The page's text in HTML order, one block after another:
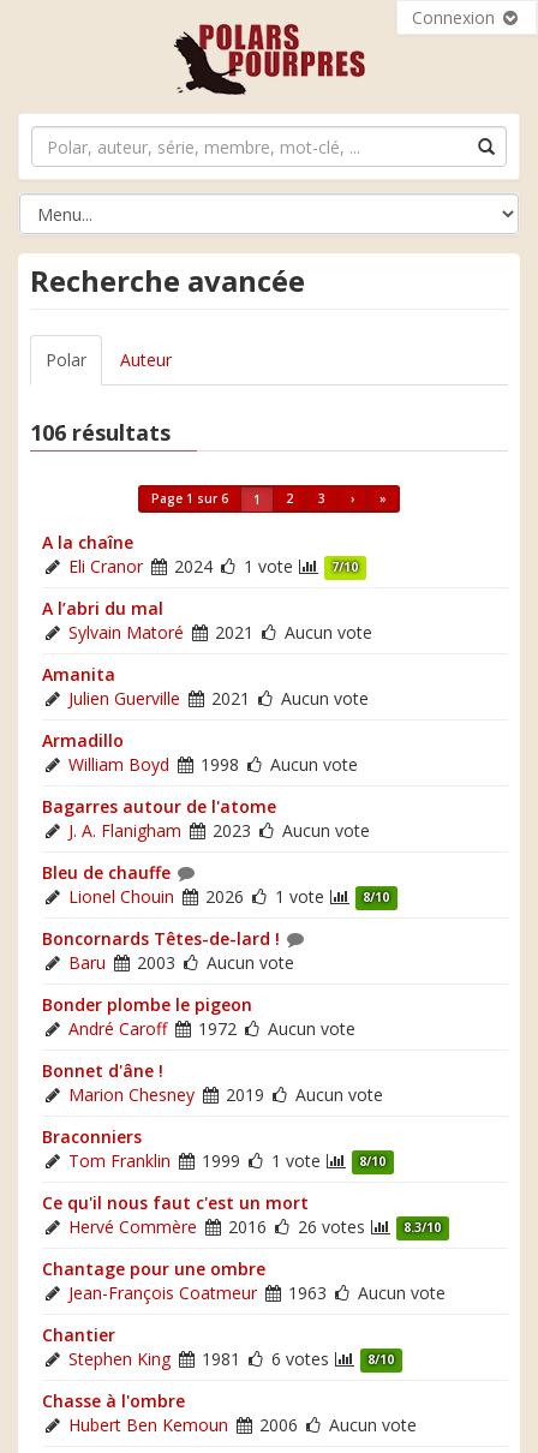
Connexion
Recherche avancée
Polar Auteur
106 résultats
Page 1 sur 6 1 2 3 › »
A la chaîne
Eli Cranor
2024 1 vote 7/10
A l’abri du mal
Sylvain Matoré
2021
Aucun vote
Amanita
Julien Guerville
2021
Aucun vote
Armadillo
William Boyd
1998
Aucun vote
Bagarres autour de l'atome
J. A. Flanigham
2023
Aucun vote
Bleu de chauffe
Lionel Chouin
2026 1 vote 8/10
Boncornards Têtes-de-lard !
Baru
2003
Aucun vote
Bonder plombe le pigeon
André Caroff
1972
Aucun vote
Bonnet d'âne !
Marion Chesney
2019
Aucun vote
Braconniers
Tom Franklin
1999 1 vote 8/10
Ce qu'il nous faut c'est un mort
Hervé Commère
2016 26 votes 8.3/10
Chantage pour une ombre
Jean-François Coatmeur
1963
Aucun vote
Chantier
Stephen King
1981 6 votes 8/10
Chasse à l'ombre
Hubert Ben Kemoun
2006
Aucun vote